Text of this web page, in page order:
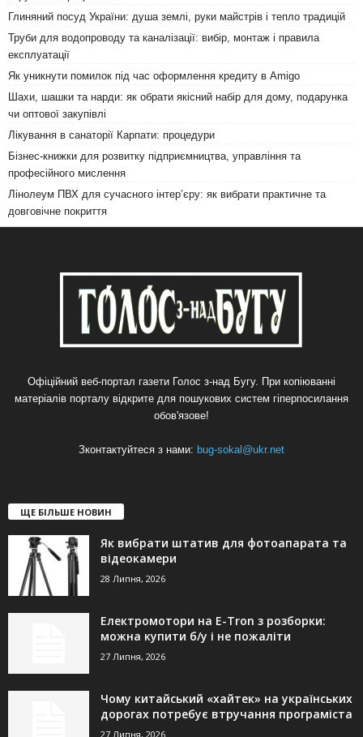
Глиняний посуд України: душа землі, руки майстрів і тепло традицій
Труби для водопроводу та каналізації: вибір, монтаж і правила
експлуатації
Як уникнути помилок під час оформлення кредиту в Amigo
Шахи, шашки та нарди: як обрати якісний набір для дому, подарунка
чи оптової закупівлі
Лікування в санаторії Карпати: процедури
Бізнес-книжки для розвитку підприємництва, управління та
професійного мислення
Лінолеум ПВХ для сучасного інтер’єру: як вибрати практичне та
довговічне покриття
Офіційний веб-портал газети Голос з-над Бугу. При копіюванні
матеріалів порталу відкрите для пошукових систем гіперпосилання
обов'язове!
Зконтактуйтеся з нами: bug-sokal@ukr.net
ЩЕ БІЛЬШЕ НОВИН
Як вибрати штатив для фотоапарата та
відеокамери
28 Липня, 2026
Електромотори на E-Tron з розборки:
можна купити б/у і не пожаліти
27 Липня, 2026
Чому китайський «хайтек» на українських
дорогах потребує втручання програміста
27 Липня, 2026